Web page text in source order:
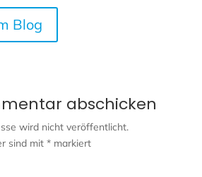
Blog
abschicken
wird nicht veröffentlicht.
sind mit *markiert